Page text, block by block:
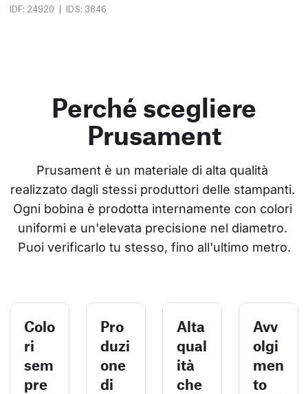
IDF: 24920 | IDS: 3846
Perché scegliere
Prusament
Prusament è un materiale di alta qualità
realizzato dagli stessi produttori delle stampanti.
Ogni bobina è prodotta internamente con colori
uniformi e un'elevata precisione nel diametro.
Puoi verificarlo tu stesso, fino all'ultimo metro.
Colo
ri
sem
pre
Pro
duzi
one
di
Alta
qual
ità
che
Avv
olgi
men
to